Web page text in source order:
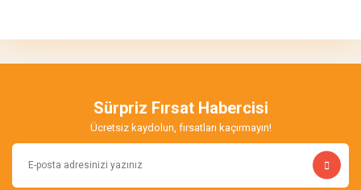
Yorum Yaz
Ürün bilgilerinde hatalar bulunuyor.
Ürün fiyatı diğer sitelerden daha pahalı.
Bu ürüne benzer farklı alternatifler olmalı.
Sürpriz Fırsat Habercisi
Ücretsiz kaydolun, fırsatları kaçırmayın!